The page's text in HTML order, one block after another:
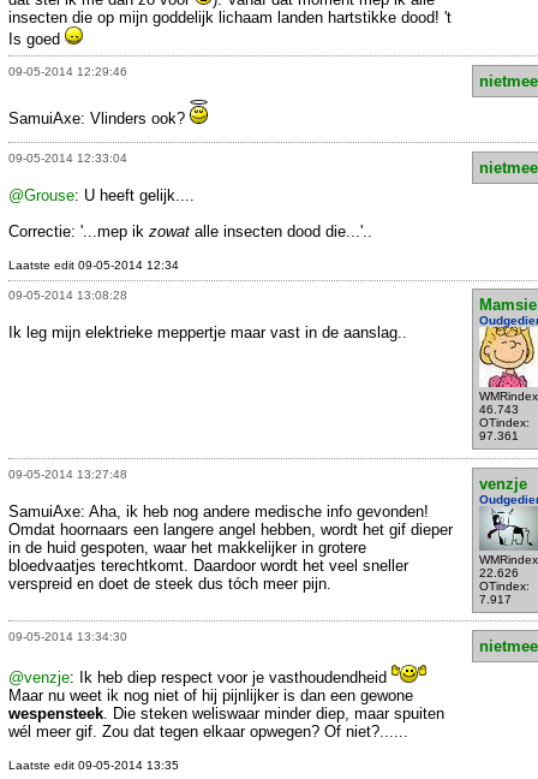
insecten die op mijn goddelijk lichaam landen hartstikke dood! 't
Is goed
09-05-2014 12:29:46
SamuiAxe: Vlinders ook?
09-05-2014 12:33:04
@Grouse: U heeft gelijk....
Correctie: '...mep ik zowat alle insecten dood die...'..
Laatste edit 09-05-2014 12:34
09-05-2014 13:08:28
Mamsie
46.743
OTindex:
97.361
Ik leg mijn elektrieke meppertje maar vast in de aanslag..
09-05-2014 13:27:48
venzje
22.626
OTindex:
7.917
SamuiAxe: Aha, ik heb nog andere medische info gevonden!
Omdat hoornaars een langere angel hebben, wordt het gif dieper
in de huid gespoten, waar het makkelijker in grotere
bloedvaatjes terechtkomt. Daardoor wordt het veel sneller
verspreid en doet de steek dus tóch meer pijn.
09-05-2014 13:34:30
@venzje: Ik heb diep respect voor je vasthoudendheid
Maar nu weet ik nog niet of hij pijnlijker is dan een gewone
wespensteek. Die steken weliswaar minder diep, maar spuiten
wél meer gif. Zou dat tegen elkaar opwegen? Of niet?......
Laatste edit 09-05-2014 13:35